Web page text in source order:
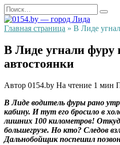
Перейти
к
содержанию
Search
for:
Главная страница » В Лиде
В Лиде угнали фуру
автостоянки
Автор 0154.by На чтение 1 мин
В Лиде водитель фуры рано
кабину. И тут его бросило в
лишних 100 километров!
большегрузе. Но кто? Следов
Дальнобойщик поспешил